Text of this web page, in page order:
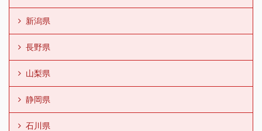
新潟県
長野県
山梨県
静岡県
石川県